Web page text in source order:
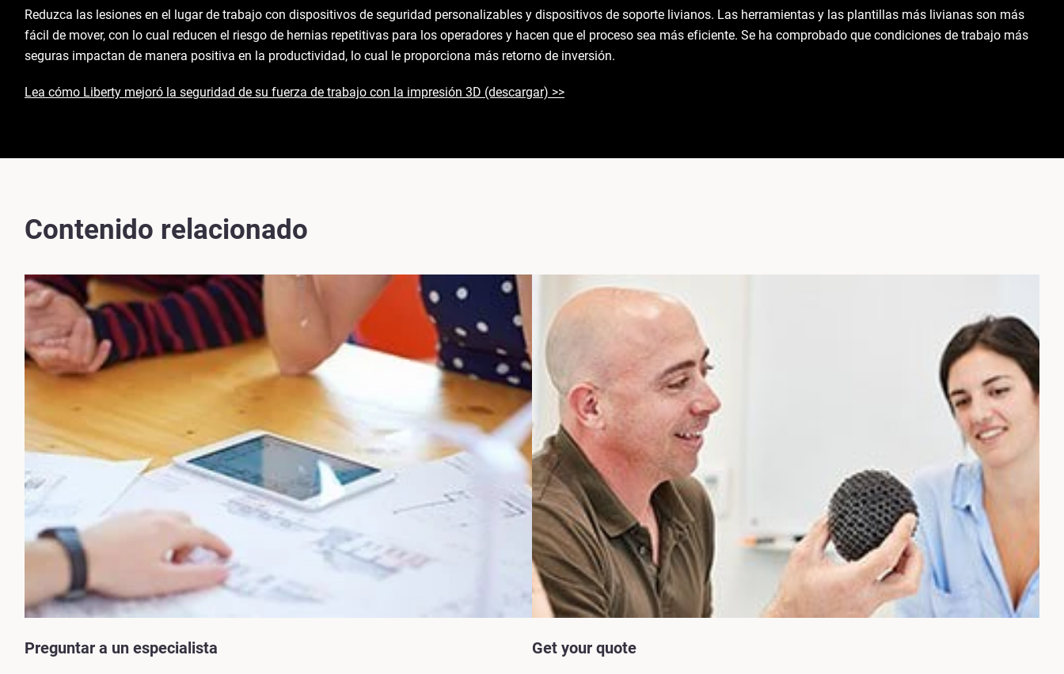
Reduzca las lesiones en el lugar de trabajo con dispositivos de seguridad personalizables y dispositivos de soporte livianos. Las herramientas y las plantillas más livianas son más
fácil de mover, con lo cual reducen el riesgo de hernias repetitivas para los operadores y hacen que el proceso sea más eficiente. Se ha comprobado que condiciones de trabajo más
seguras impactan de manera positiva en la productividad, lo cual le proporciona más retorno de inversión.
Lea cómo Liberty mejoró la seguridad de su fuerza de trabajo con la impresión 3D (descargar) >>
Contenido relacionado
Preguntar a un especialista Get your quote